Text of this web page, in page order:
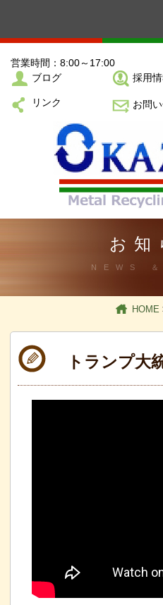
営業時間：8:00～17:00
ブログ
採用
リンク お問
お知
NEWS
HOME
トランプ大